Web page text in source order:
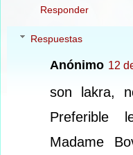
Responder
Respuestas
Anónimo 12
son lakra,
Preferible
Madame